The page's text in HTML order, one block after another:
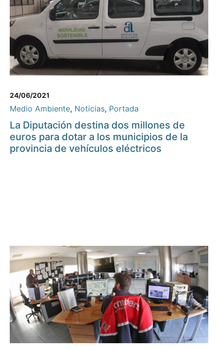
24/06/2021
Medio Ambiente, Noticias, Portada
La Diputación destina dos millones de
euros para dotar a los municipios de la
provincia de vehículos eléctricos